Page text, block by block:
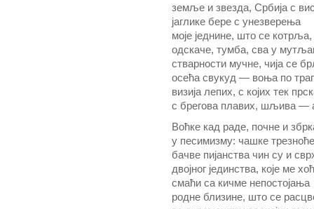
земље и звезда, Србија с
јаглике бере с унезверења
моје једнине, што се котрља,
одскаче, тумба, сва у
стварности мучне, чија се
осећа свукуд — воња по
визија лепих, с којих тек
с брегова плавих, шљива —
Воћке кад раде, почне и
у песимизму: чашке
бачве пијанства чин су и
двојног јединства, које ме
смаћи са кичме непостојања
родне близине, што се